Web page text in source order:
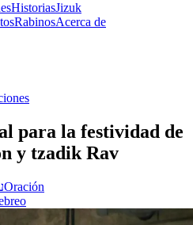
HistoriasJizuk
RabinosAcerca de
para la festividad de
y tzadik Rav
Oración